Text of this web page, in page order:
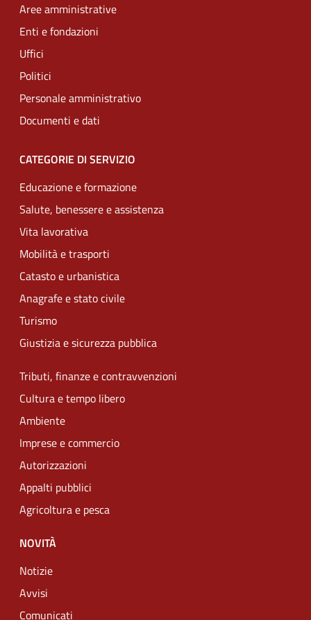
Aree amministrative
Enti e fondazioni
Uffici
Politici
Personale amministrativo
Documenti e dati
CATEGORIE DI SERVIZIO
Educazione e formazione
Salute, benessere e assistenza
Vita lavorativa
Mobilità e trasporti
Catasto e urbanistica
Anagrafe e stato civile
Turismo
Giustizia e sicurezza pubblica
Tributi, finanze e contravvenzioni
Cultura e tempo libero
Ambiente
Imprese e commercio
Autorizzazioni
Appalti pubblici
Agricoltura e pesca
NOVITÀ
Notizie
Avvisi
Comunicati